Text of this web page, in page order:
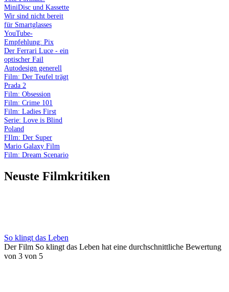
MiniDisc und Kassette
Wir sind nicht bereit
für Smartglasses
YouTube-
Empfehlung: Pix
Der Ferrari Luce - ein
optischer Fail
Autodesign generell
Film: Der Teufel trägt
Prada 2
Film: Obsession
Film: Crime 101
Film: Ladies First
Serie: Love is Blind
Poland
FIlm: Der Super
Mario Galaxy Film
Film: Dream Scenario
Neuste Filmkritiken
So klingt das Leben
Der Film So klingt das Leben hat eine durchschnittliche Bewertung
von 3 von 5